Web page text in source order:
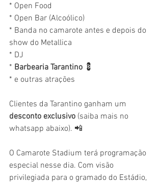
*️ Open Food
*️ Open Bar (Alcoólico)
*️ Banda no camarote antes e depois do
show do Metallica
*️ DJ
*️ Barbearia Tarantino 💈
*️ e outras atrações
Clientes da Tarantino ganham um
desconto exclusivo (saiba mais no
whatsapp abaixo). 📲
O Camarote Stadium terá programação
especial nesse dia. Com visão
privilegiada para o gramado do Estádio,